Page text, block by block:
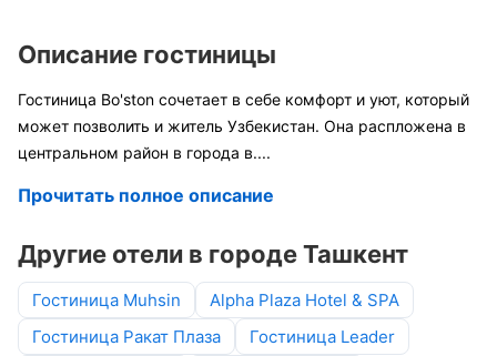
Описание гостиницы
Гостиница Bo'ston сочетает в себе комфорт и уют, который
может позволить и житель Узбекистан. Она распложена в
центральном район в города в....
Прочитать полное описание
Другие отели в городе Ташкент
Гостиница Muhsin
Alpha Plaza Hotel & SPA
Гостиница Ракат Плаза
Гостиница Leader